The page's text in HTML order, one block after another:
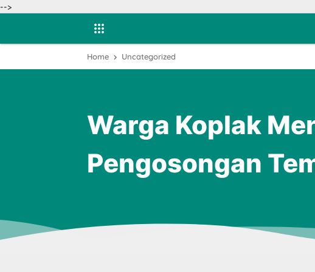
-->
Home Uncategorized
Warga Koplak
Pengosongan